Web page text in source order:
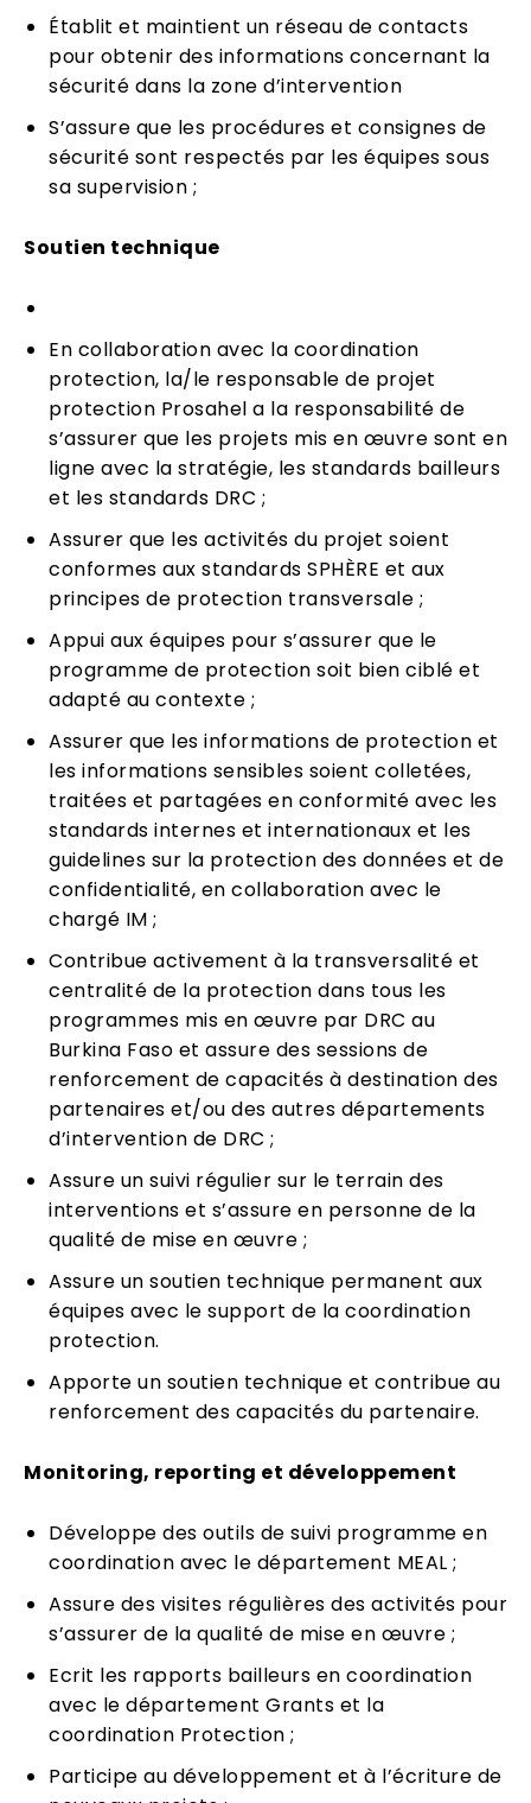
Établit et maintient un réseau de contacts
pour obtenir des informations concernant la
sécurité dans la zone d’intervention
S’assure que les procédures et consignes de
sécurité sont respectés par les équipes sous
sa supervision ;
Soutien technique
En collaboration avec la coordination
protection, la/le responsable de projet
protection Prosahel a la responsabilité de
s’assurer que les projets mis en œuvre sont en
ligne avec la stratégie, les standards bailleurs
et les standards DRC ;
Assurer que les activités du projet soient
conformes aux standards SPHÈRE et aux
principes de protection transversale ;
Appui aux équipes pour s’assurer que le
programme de protection soit bien ciblé et
adapté au contexte ;
Assurer que les informations de protection et
les informations sensibles soient colletées,
traitées et partagées en conformité avec les
standards internes et internationaux et les
guidelines sur la protection des données et de
confidentialité, en collaboration avec le
chargé IM ;
Contribue activement à la transversalité et
centralité de la protection dans tous les
programmes mis en œuvre par DRC au
Burkina Faso et assure des sessions de
renforcement de capacités à destination des
partenaires et/ou des autres départements
d’intervention de DRC ;
Assure un suivi régulier sur le terrain des
interventions et s’assure en personne de la
qualité de mise en œuvre ;
Assure un soutien technique permanent aux
équipes avec le support de la coordination
protection.
Apporte un soutien technique et contribue au
renforcement des capacités du partenaire.
Monitoring, reporting et développement
Développe des outils de suivi programme en
coordination avec le département MEAL ;
Assure des visites régulières des activités pour
s’assurer de la qualité de mise en œuvre ;
Ecrit les rapports bailleurs en coordination
avec le département Grants et la
coordination Protection ;
Participe au développement et à l’écriture de